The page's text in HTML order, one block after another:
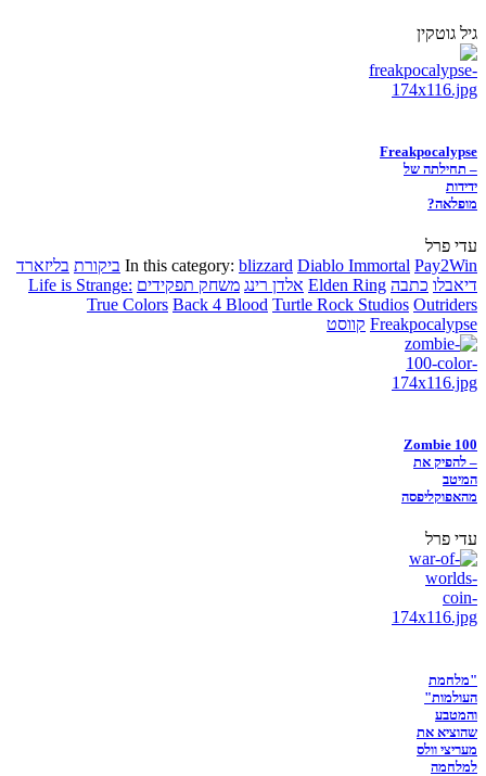
גיל גוטקין
Freakpocalypse
– תחילתה של
ידידות
מופלאה?
עדי פרל
In this category: blizzard Diablo Immortal Pay2Win ביקורת בליזארד
דיאבלו כתבה Elden Ring אלדן רינג משחק תפקידים Life is Strange:
True Colors Back 4 Blood Turtle Rock Studios Outriders
Freakpocalypse קווסט
Zombie 100
– להפיק את
המיטב
מהאפוקליפסה
עדי פרל
"מלחמת
העולמות"
והמטבע
שהוציא את
מעריצי וולס
למלחמה